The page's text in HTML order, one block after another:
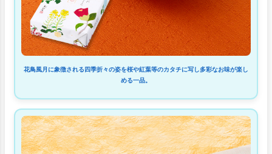
花鳥風月に象徴される四季折々の姿を桜や紅葉等のカタチに写し多彩なお味が楽し
める一品。